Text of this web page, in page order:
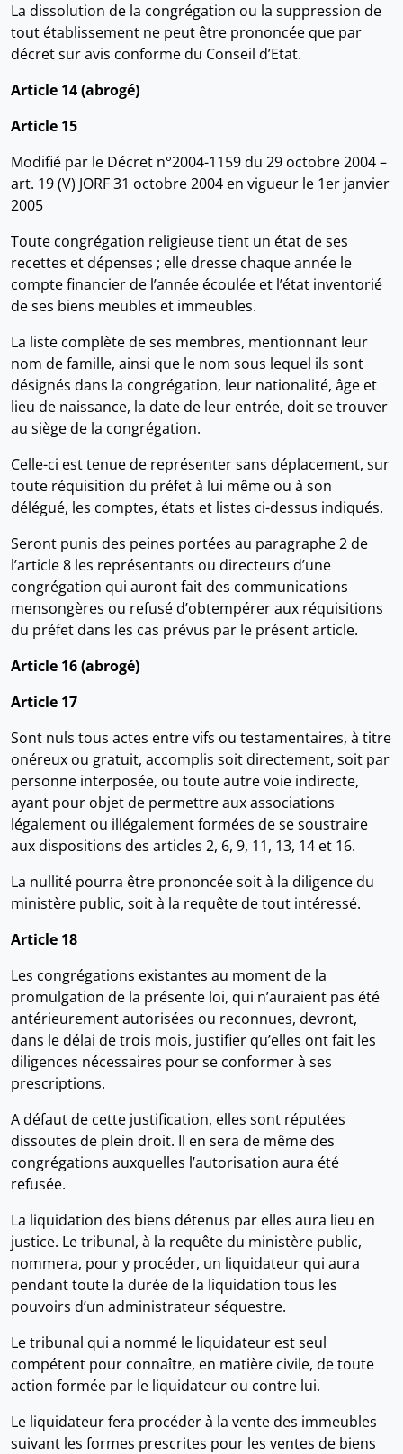
La dissolution de la congrégation ou la suppression de
tout établissement ne peut être prononcée que par
décret sur avis conforme du Conseil d’Etat.
Article 14 (abrogé)
Article 15
Modifié par le Décret n°2004-1159 du 29 octobre 2004 –
art. 19 (V) JORF 31 octobre 2004 en vigueur le 1er janvier
2005
Toute congrégation religieuse tient un état de ses
recettes et dépenses ; elle dresse chaque année le
compte financier de l’année écoulée et l’état inventorié
de ses biens meubles et immeubles.
La liste complète de ses membres, mentionnant leur
nom de famille, ainsi que le nom sous lequel ils sont
désignés dans la congrégation, leur nationalité, âge et
lieu de naissance, la date de leur entrée, doit se trouver
au siège de la congrégation.
Celle-ci est tenue de représenter sans déplacement, sur
toute réquisition du préfet à lui même ou à son
délégué, les comptes, états et listes ci-dessus indiqués.
Seront punis des peines portées au paragraphe 2 de
l’article 8 les représentants ou directeurs d’une
congrégation qui auront fait des communications
mensongères ou refusé d’obtempérer aux réquisitions
du préfet dans les cas prévus par le présent article.
Article 16 (abrogé)
Article 17
Sont nuls tous actes entre vifs ou testamentaires, à titre
onéreux ou gratuit, accomplis soit directement, soit par
personne interposée, ou toute autre voie indirecte,
ayant pour objet de permettre aux associations
légalement ou illégalement formées de se soustraire
aux dispositions des articles 2, 6, 9, 11, 13, 14 et 16.
La nullité pourra être prononcée soit à la diligence du
ministère public, soit à la requête de tout intéressé.
Article 18
Les congrégations existantes au moment de la
promulgation de la présente loi, qui n’auraient pas été
antérieurement autorisées ou reconnues, devront,
dans le délai de trois mois, justifier qu’elles ont fait les
diligences nécessaires pour se conformer à ses
prescriptions.
A défaut de cette justification, elles sont réputées
dissoutes de plein droit. Il en sera de même des
congrégations auxquelles l’autorisation aura été
refusée.
La liquidation des biens détenus par elles aura lieu en
justice. Le tribunal, à la requête du ministère public,
nommera, pour y procéder, un liquidateur qui aura
pendant toute la durée de la liquidation tous les
pouvoirs d’un administrateur séquestre.
Le tribunal qui a nommé le liquidateur est seul
compétent pour connaître, en matière civile, de toute
action formée par le liquidateur ou contre lui.
Le liquidateur fera procéder à la vente des immeubles
suivant les formes prescrites pour les ventes de biens